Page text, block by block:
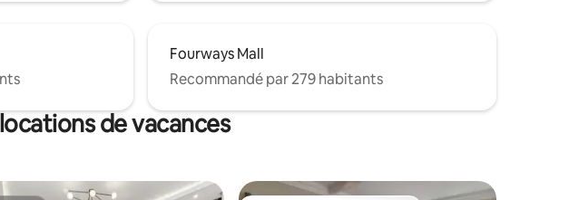
Fourways Mall
Recommandé par 279 habitants
de vacances